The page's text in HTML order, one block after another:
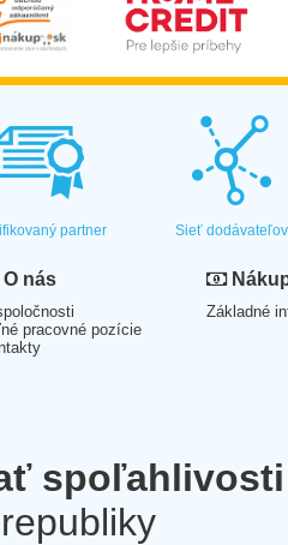
partner Sieť dodávateľov
O nás
pracovné pozície
Základné
spoľahlivosti